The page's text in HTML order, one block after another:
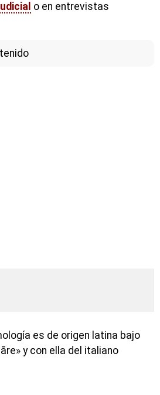
o en entrevistas
es de origen latina bajo
y con ella del italiano